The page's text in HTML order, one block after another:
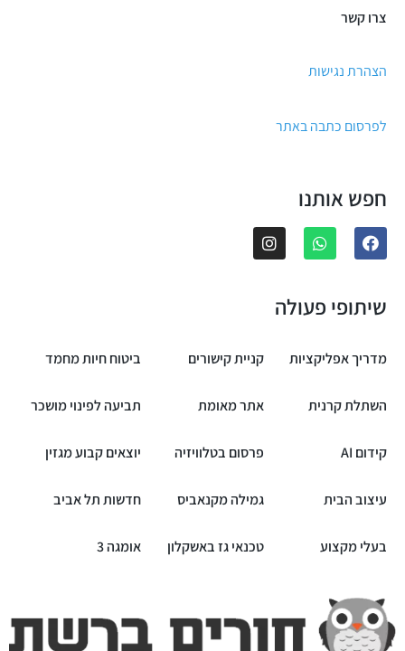
צרו קשר
הצהרת נגישות
לפרסום כתבה באתר
חפש אותנו
שיתופי פעולה
מדריך אפליקציות קניית קישורים ביטוח חיות מחמד
השתלת קרנית אתר מאומת תביעה לפינוי מושכר
קידום AI פרסום בטלוויזיה יוצאים קבוע מגזין
עיצוב הבית גמילה מקנאביס חדשות תל אביב
בעלי מקצוע טכנאי גז באשקלון אומגה 3